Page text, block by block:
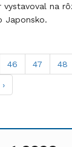
vystavoval na
Japonsko.
46 47 48
›